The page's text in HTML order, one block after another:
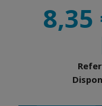
8,35